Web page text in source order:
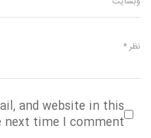
and website in this
time I comment.